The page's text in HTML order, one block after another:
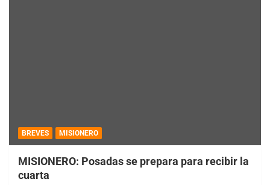
BREVES MISIONERO
MISIONERO: Posadas se prepara para recibir la
cuarta